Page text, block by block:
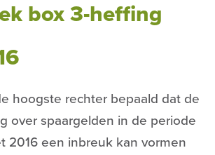
box 3-heffing
hoogste rechter bepaald dat de
over spaargelden in de periode
2016 een inbreuk kan vormen